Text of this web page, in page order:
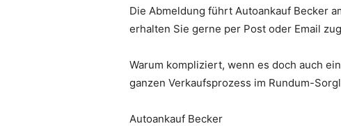
Die Abmeldung führt Autoankauf Becker
erhalten Sie gerne per Post oder Email
Warum kompliziert, wenn es doch auch
ganzen Verkaufsprozess im Rundum-
Autoankauf Becker